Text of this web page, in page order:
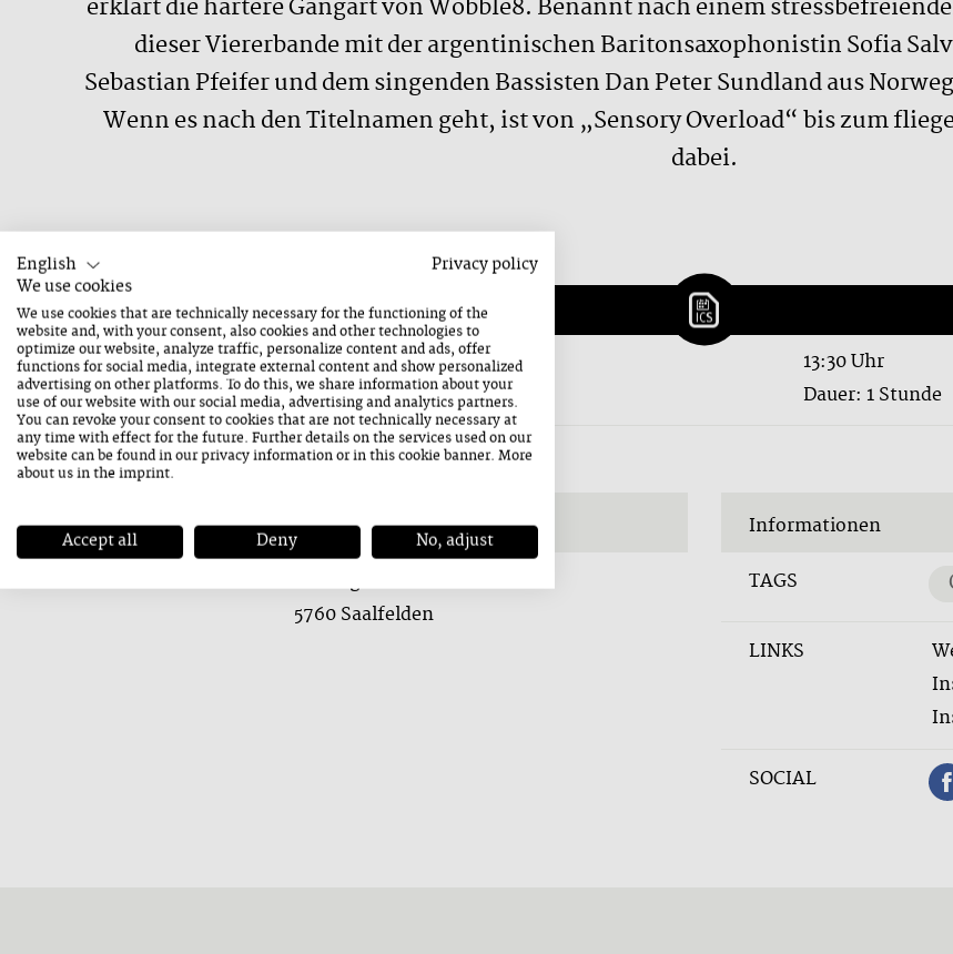
erklärt die härtere Gangart von Wobble8. Benannt nach einem
dieser Viererbande mit der argentinischen Baritonsaxophonistin Sofia
Sebastian Pfeifer und dem singenden Bassisten Dan Peter Sundland aus
Wenn es nach den Titelnamen geht, ist von „Sensory Overload“ bis zum
dabei.
23. August 2026
Sonntag
13:30 Uhr
Dauer: 1 Stunde
Kontakt
ADRESSE
Mittergasse 18
5760 Saalfelden
Informationen
TAGS
LINKS
SOCIAL
English
Privacy policy
We use cookies
We use cookies that are technically necessary for the functioning of the
website and, with your consent, also cookies and other technologies to
optimize our website, analyze traffic, personalize content and ads, offer
functions for social media, integrate external content and show personalized
advertising on other platforms. To do this, we share information about your
use of our website with our social media, advertising and analytics partners.
You can revoke your consent to cookies that are not technically necessary at
any time with effect for the future. Further details on the services used on our
website can be found in ourprivacy informationor in this cookie banner. More
about us in theimprint.
Accept all Deny No, adjust